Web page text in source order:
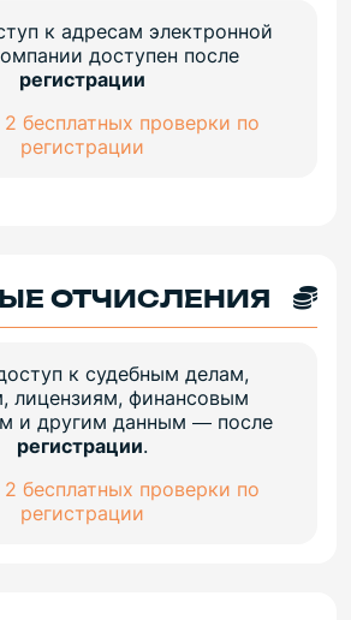
к адресам электронной
доступен после
регистрации
бесплатных проверки по
регистрации
ОТЧИСЛЕНИЯ
к судебным делам,
лицензиям, финансовым
и другим данным — после
регистрации.
бесплатных проверки по
регистрации